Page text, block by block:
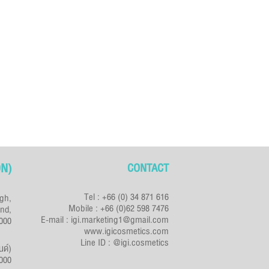
ด์)
CONTACT
Tel : +66 (0) 34 871 616
Mobile : +66 (0)62 598 7476
E-mail : igi.marketing1@gmail.com
www.igicosmetics.com
Line ID : @igi.cosmetics